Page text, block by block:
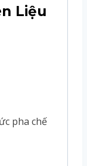
Liệu
pha chế